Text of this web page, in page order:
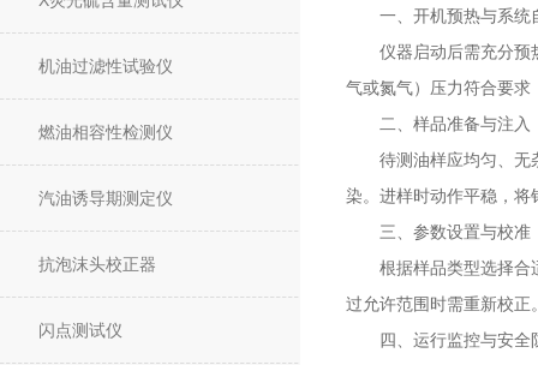
机油过滤性试验仪
燃油相容性检测仪
汽油诱导期测定仪
抗泡沫头校正器
闪点测试仪
一、开机预热与系统
仪器启动后需充分预热
气或氮气）压力符合要
二、样品准备与注入
待测油样应均匀、无杂
染。进样时动作平稳，
三、参数设置与校准
根据样品类型选择合适
过允许范围时需重新校正
四、运行监控与安全